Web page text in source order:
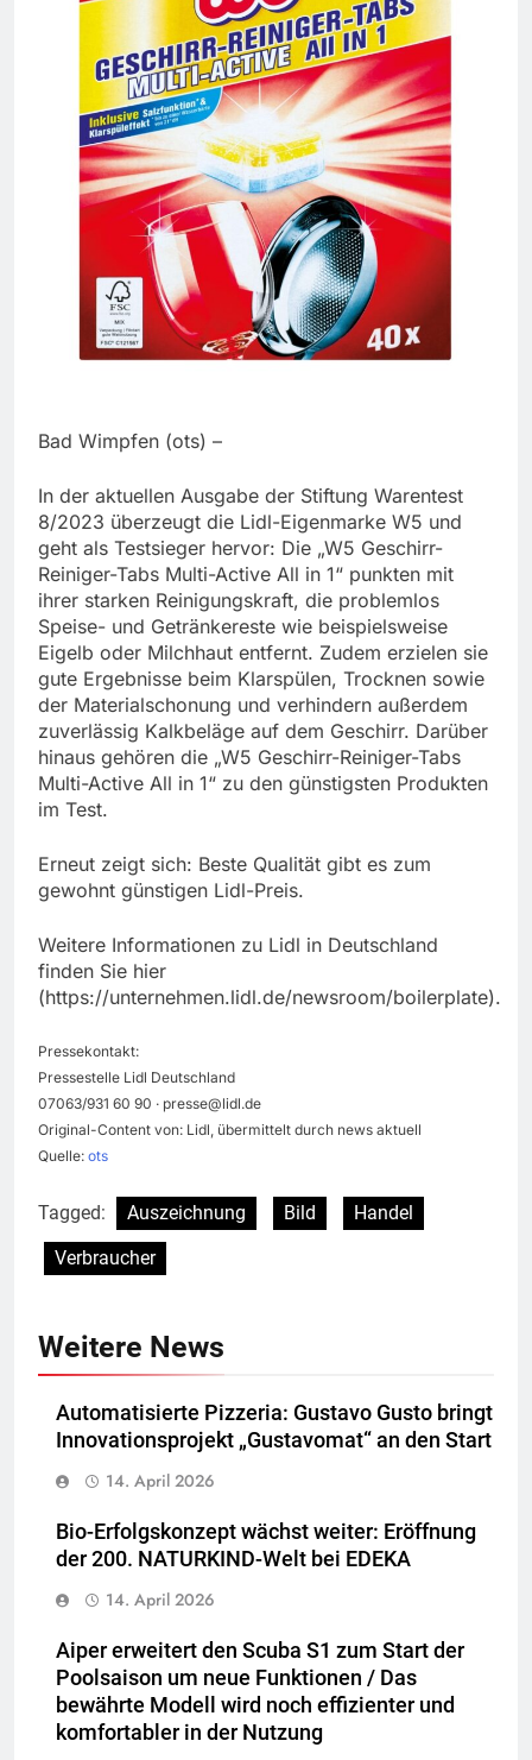
Bad Wimpfen (ots) –
In der aktuellen Ausgabe der Stiftung Warentest
8/2023 überzeugt die Lidl-Eigenmarke W5 und
geht als Testsieger hervor: Die „W5 Geschirr-
Reiniger-Tabs Multi-Active All in 1“ punkten mit
ihrer starken Reinigungskraft, die problemlos
Speise- und Getränkereste wie beispielsweise
Eigelb oder Milchhaut entfernt. Zudem erzielen sie
gute Ergebnisse beim Klarspülen, Trocknen sowie
der Materialschonung und verhindern außerdem
zuverlässig Kalkbeläge auf dem Geschirr. Darüber
hinaus gehören die „W5 Geschirr-Reiniger-Tabs
Multi-Active All in 1“ zu den günstigsten Produkten
im Test.
Erneut zeigt sich: Beste Qualität gibt es zum
gewohnt günstigen Lidl-Preis.
Weitere Informationen zu Lidl in Deutschland
finden Sie hier
(https://unternehmen.lidl.de/newsroom/boilerplate).
Pressekontakt:
Pressestelle Lidl Deutschland
07063/931 60 90 · presse@lidl.de
Original-Content von: Lidl, übermittelt durch news aktuell
Quelle: ots
Tagged: Auszeichnung Bild
Handel
Verbraucher
Weitere News
Automatisierte Pizzeria: Gustavo Gusto bringt
Innovationsprojekt „Gustavomat“ an den Start
14. April 2026
Bio-Erfolgskonzept wächst weiter: Eröffnung
der 200. NATURKIND-Welt bei EDEKA
14. April 2026
Aiper erweitert den Scuba S1 zum Start der
Poolsaison um neue Funktionen / Das
bewährte Modell wird noch effizienter und
komfortabler in der Nutzung